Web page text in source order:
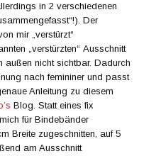
in 2 verschiedenen
Der
mir „verstürzt“
„verstürzten“ Ausschnitt
außen nicht sichtbar. Dadurch
nach femininer und passt
Anleitung zu diesem
Blog. Statt eines fix
für Bindebänder
Breite zugeschnitten, auf 5
am Ausschnitt